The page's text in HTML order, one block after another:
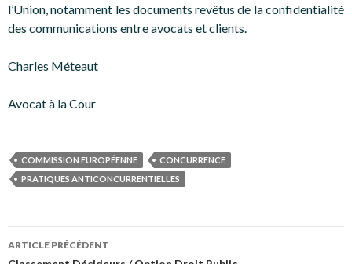
l’Union, notamment les documents revêtus de la confidentialité
des communications entre avocats et clients.
Charles Méteaut
Avocat à la Cour
COMMISSION EUROPÉENNE
CONCURRENCE
PRATIQUES ANTICONCURRENTIELLES
Navigation
ARTICLE PRÉCÉDENT